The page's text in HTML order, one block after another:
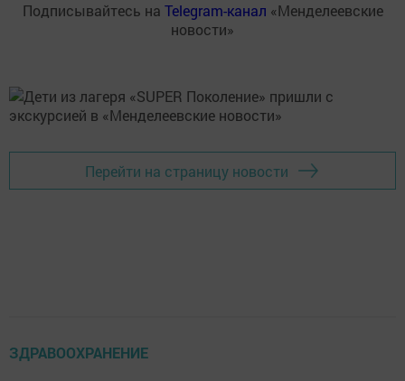
Подписывайтесь на Telegram-канал «Менделеевские
новости»
Перейти на страницу новости
ЗДРАВООХРАНЕНИЕ